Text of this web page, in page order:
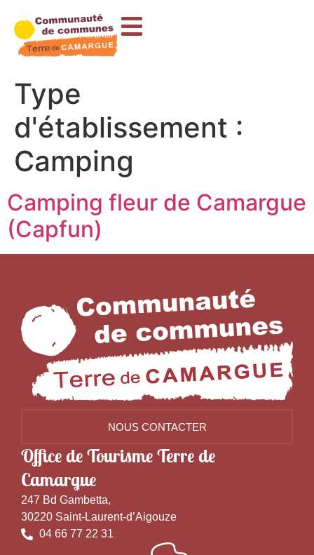
principal
Type
d'établissement :
Camping
Camping fleur de Camargue
(Capfun)
NOUS CONTACTER
Office de Tourisme Terre de
Camargue
247 Bd Gambetta,
30220 Saint-Laurent-d’Aigouze
04 66 77 22 31